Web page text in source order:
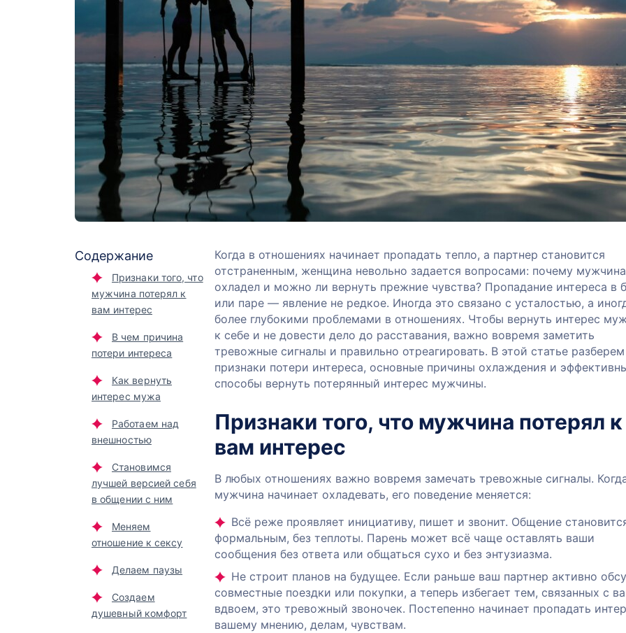
Содержание
Признаки того, что
мужчина потерял к
вам интерес
В чем причина
потери интереса
Как вернуть
интерес мужа
Работаем над
внешностью
Становимся
лучшей версией себя
в общении с ним
Меняем
отношение к сексу
Делаем паузы
Создаем
душевный комфорт
Когда в отношениях начинает пропадать тепло, а партнер становится
отстраненным, женщина невольно задается вопросами: почему мужчина
охладел и можно ли вернуть прежние чувства? Пропадание интереса в
или паре — явление не редкое. Иногда это связано с усталостью, а
более глубокими проблемами в отношениях. Чтобы вернуть интерес
к себе и не довести дело до расставания, важно вовремя заметить
тревожные сигналы и правильно отреагировать. В этой статье разберем
признаки потери интереса, основные причины охлаждения и
способы вернуть потерянный интерес мужчины.
Признаки того, что мужчина потерял к
вам интерес
В любых отношениях важно вовремя замечать тревожные сигналы.
мужчина начинает охладевать, его поведение меняется:
Всё реже проявляет инициативу, пишет и звонит. Общение
формальным, без теплоты. Парень может всё чаще оставлять ваши
сообщения без ответа или общаться сухо и без энтузиазма.
Не строит планов на будущее. Если раньше ваш партнер активно
совместные поездки или покупки, а теперь избегает тем, связанных с
вдвоем, это тревожный звоночек. Постепенно начинает пропадать
вашему мнению, делам, чувствам.